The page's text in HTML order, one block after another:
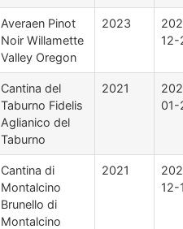
Averaen Pinot
Noir Willamette
Valley Oregon
2023
12-
Cantina del
Taburno Fidelis
Aglianico del
Taburno
2021
01-
Cantina di
Montalcino
Brunello di
Montalcino
2021
12-